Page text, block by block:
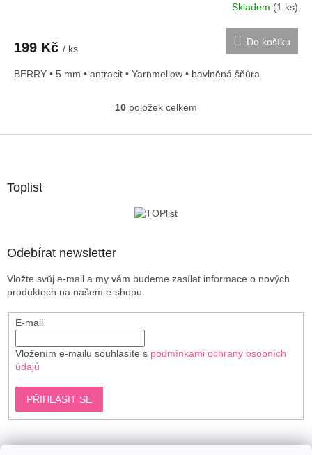
Skladem (1 ks)
199 Kč / ks
Do košíku
BERRY • 5 mm • antracit • Yarnmellow • bavlněná šňůra
O
l
p
v
p
u
10 položek celkem
Toplist
Odebírat newsletter
Vložte svůj e-mail a my vám budeme zasílat informace o nových
produktech na našem e-shopu.
E-mail
Vložením e-mailu souhlasíte s podmínkami ochrany osobních
údajů
PŘIHLÁSIT SE